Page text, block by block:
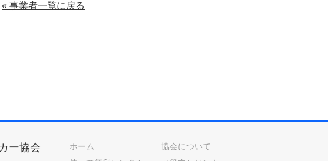
« 事業者一覧に戻る
ー協会
ホーム
協会について